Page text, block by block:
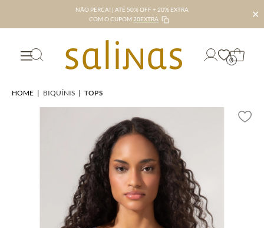
NÃO PERCA! | ATÉ 50% OFF + 20% EXTRA
COM O CUPOM 20EXTRA ✕
0
HOME | BIQUÍNIS | TOPS